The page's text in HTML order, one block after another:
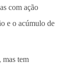
com ação
e o acúmulo de
mas tem